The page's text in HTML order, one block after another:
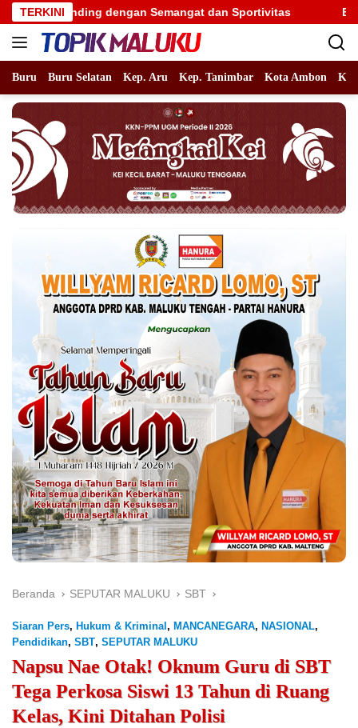
Langsung
ke
konten
TERKINI
dengan Semangat dan Sportivitas Benhur Watubun
Buru Buru Selatan Kep. Aru Kep. Tanimbar Kota Ambon
Beranda SEPUTAR MALUKU SBT
Siaran Pers, Hukum & Kriminal , MANCANEGARA, NASIONAL,
Pendidikan, SBT, SEPUTAR MALUKU
Napsu Nae Otak! Oknum Guru di SBT
Tega Perkosa Siswi 13 Tahun di Ruang
Kelas, Kini Ditahan Polisi